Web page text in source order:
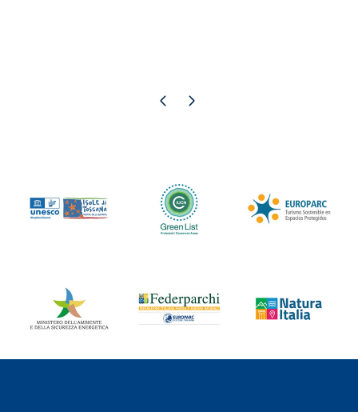
Pagina precedente
Pagina successiva